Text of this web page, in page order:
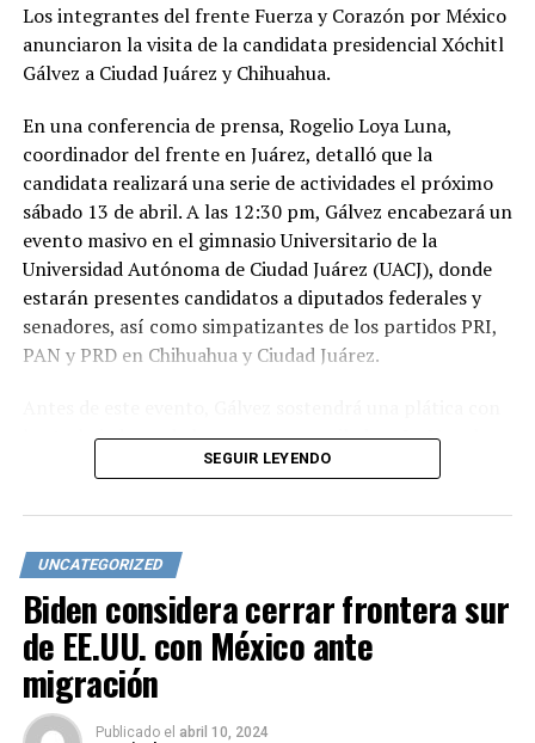
Los integrantes del frente Fuerza y Corazón por México
anunciaron la visita de la candidata presidencial Xóchitl
Gálvez a Ciudad Juárez y Chihuahua.
En una conferencia de prensa, Rogelio Loya Luna,
coordinador del frente en Juárez, detalló que la
candidata realizará una serie de actividades el próximo
sábado 13 de abril. A las 12:30 pm, Gálvez encabezará un
evento masivo en el gimnasio Universitario de la
Universidad Autónoma de Ciudad Juárez (UACJ), donde
estarán presentes candidatos a diputados federales y
senadores, así como simpatizantes de los partidos PRI,
PAN y PRD en Chihuahua y Ciudad Juárez.
los trabajadores de la empresa maquiladora La Nogalera,
una empresa 100% juarense. Loya Luna destacó la
candidata conocer de cerca las necesidades y peticiones
de los trabajadores.
“Xóchitl nos va a traer propuestas que son para
beneficio de todos. La idea es invitar a todos los
ciudadanos de Juárez y lugares vecinos como Guadalupe,
Villa Ahumada y Janos a que vengan al evento, escuchen
a nuestra candidata a la presidencia de la República y
SEGUIR LEYENDO
UNCATEGORIZED
Biden considera cerrar frontera sur
de EE.UU. con México ante
migración
Publicado el abril 10, 2024